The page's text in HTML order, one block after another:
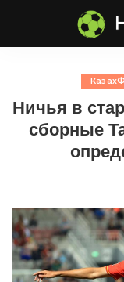
Ничья в
сборные